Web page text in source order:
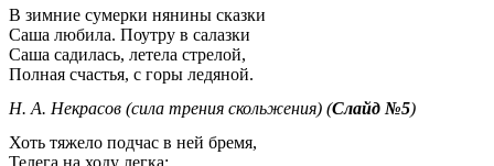
В зимние сумерки нянины сказки
Саша любила. Поутру в салазки
Саша садилась, летела стрелой,
Полная счастья, с горы ледяной.
Н. А. Некрасов (сила трения скольжения) (Слайд №5)
Хоть тяжело подчас в ней бремя,